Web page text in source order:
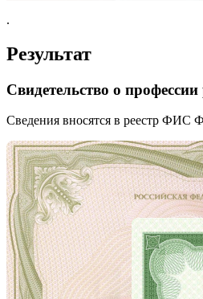
.
Результат
Свидетельство о
Сведения вносятся в реестр ФИС